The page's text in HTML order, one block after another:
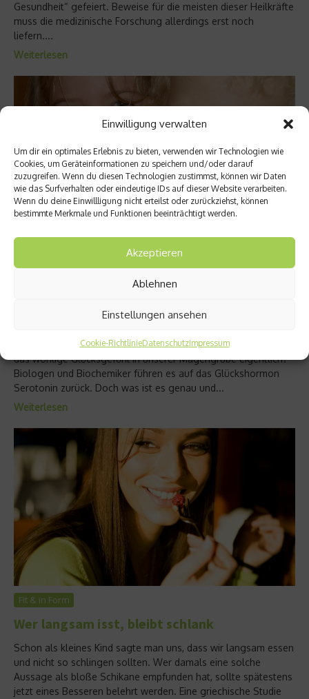
Einwilligung verwalten
Um dir ein optimales Erlebnis zu bieten, verwenden wir Technologien wie
Cookies, um Geräteinformationen zu speichern und/oder darauf
zuzugreifen. Wenn du diesen Technologien zustimmst, können wir Daten
wie das Surfverhalten oder eindeutige IDs auf dieser Website verarbeiten.
Wenn du deine Einwillligung nicht erteilst oder zurückziehst, können
bestimmte Merkmale und Funktionen beeinträchtigt werden.
Akzeptieren
Ablehnen
Einstellungen ansehen
Cookie-RichtlinieDatenschutzImpressum
Gesundheit“ gefeiert. Beweise für die meisten dieser Heilkräfte
muss die medizinische Forschung allerdings erst noch
liefern....
Weiterlesen
Des Glückes wahrer Schmied: Was ist
Heute fühlst Du Dich mal wieder rund um glücklich? Liegt es
Aufgabe in der Arbeit mit Bravur erledigt hast? Wie entsteht
das wohlige Glücksgefühl in unserer Magengrube eigentlich?
Biologen und Biochemiker führen es auf das Glückshormon
Serotonin zurück. Doch was ist es genau und...
Weiterlesen
Fit & in Form
Wer langsam isst, bleibt schlank
Schon als kleines Kind sagte man uns, dass wir langsam essen
und nicht so schlingen sollten. Wer damals eine solche
Aussage als bloße Schikane empfunden hat, sollte spätestens
jetzt eines Besseren belehrt werden. Eine griechische Studie